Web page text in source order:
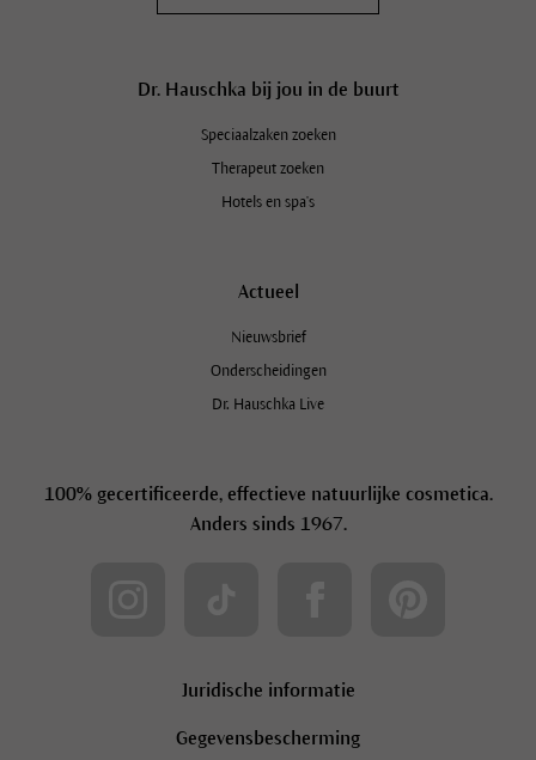
Dr. Hauschka bij jou in de buurt
Speciaalzaken zoeken
Therapeut zoeken
Hotels en spa's
Actueel
Nieuwsbrief
Onderscheidingen
Dr. Hauschka Live
100% gecertificeerde, effectieve natuurlijke cosmetica.
Anders sinds 1967.
Juridische informatie
Gegevensbescherming